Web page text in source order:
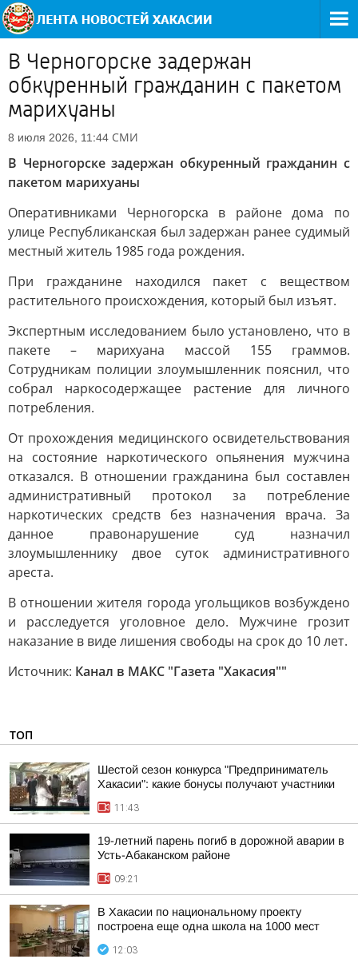
В Черногорске задержан
обкуренный гражданин с пакетом
марихуаны
8 июля 2026, 11:44 СМИ
В Черногорске задержан обкуренный гражданин с
пакетом марихуаны
Оперативниками Черногорска в районе дома по
улице Республиканская был задержан ранее судимый
местный житель 1985 года рождения.
При гражданине находился пакет с веществом
растительного происхождения, который был изъят.
Экспертным исследованием было установлено, что в
пакете – марихуана массой 155 граммов.
Сотрудникам полиции злоумышленник пояснил, что
собрал наркосодержащее растение для личного
потребления.
От прохождения медицинского освидетельствования
на состояние наркотического опьянения мужчина
отказался. В отношении гражданина был составлен
административный протокол за потребление
наркотических средств без назначения врача. За
данное правонарушение суд назначил
злоумышленнику двое суток административного
ареста.
В отношении жителя города угольщиков возбуждено
и расследуется уголовное дело. Мужчине грозит
наказание в виде лишения свободы на срок до 10 лет.
Источник: Канал в МАКС "Газета "Хакасия""
ТОП
Шестой сезон конкурса "Предприниматель
Хакасии": какие бонусы получают участники
11:43
19-летний парень погиб в дорожной аварии в
Усть-Абаканском районе
09:21
В Хакасии по национальному проекту
построена еще одна школа на 1000 мест
12:03